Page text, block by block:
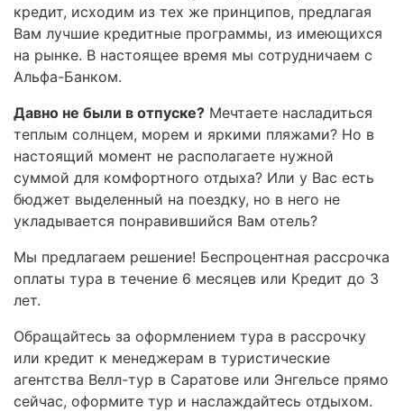
кредит, исходим из тех же принципов, предлагая
Вам лучшие кредитные программы, из имеющихся
на рынке. В настоящее время мы сотрудничаем с
Альфа-Банком.
Давно не были в отпуске? Мечтаете насладиться
теплым солнцем, морем и яркими пляжами? Но в
настоящий момент не располагаете нужной
суммой для комфортного отдыха? Или у Вас есть
бюджет выделенный на поездку, но в него не
укладывается понравившийся Вам отель?
Мы предлагаем решение! Беспроцентная рассрочка
оплаты тура в течение 6 месяцев или Кредит до 3
лет.
Обращайтесь за оформлением тура в рассрочку
или кредит к менеджерам в туристические
агентства Велл-тур в Саратове или Энгельсе прямо
сейчас, оформите тур и наслаждайтесь отдыхом.